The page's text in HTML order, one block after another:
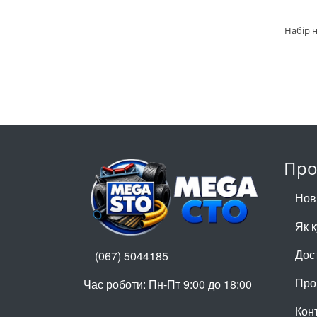
Як
(067) 5044185
Час роботи: Пн-Пт 9:00 до 18:00